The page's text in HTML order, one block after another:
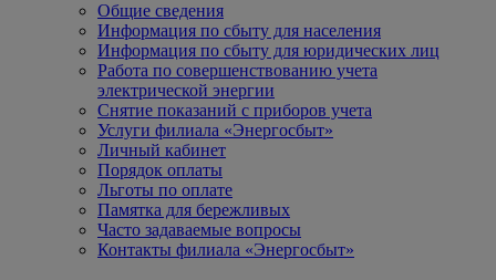
Общие сведения
Информация по сбыту для населения
Информация по сбыту для юридических лиц
Работа по совершенствованию учета
электрической энергии
Снятие показаний с приборов учета
Услуги филиала «Энергосбыт»
Личный кабинет
Порядок оплаты
Льготы по оплате
Памятка для бережливых
Часто задаваемые вопросы
Контакты филиала «Энергосбыт»